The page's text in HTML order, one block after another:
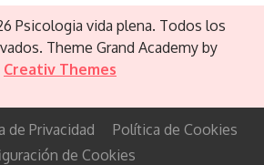
Psicologia vida plena. Todos los
Theme Grand Academy by
Creativ Themes
de Privacidad
Política de Cookies
de Cookies